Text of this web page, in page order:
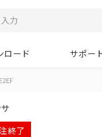
ロード サポー
E2EF
終了